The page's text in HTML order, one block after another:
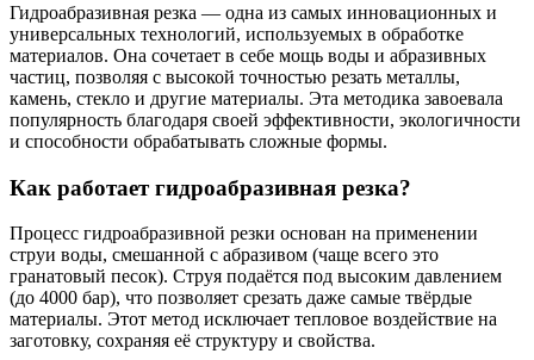
Гидроабразивная резка — одна из самых инновационных и
универсальных технологий, используемых в обработке
материалов. Она сочетает в себе мощь воды и абразивных
частиц, позволяя с высокой точностью резать металлы,
камень, стекло и другие материалы. Эта методика завоевала
популярность благодаря своей эффективности, экологичности
и способности обрабатывать сложные формы.
Как работает гидроабразивная резка?
Процесс гидроабразивной резки основан на применении
струи воды, смешанной с абразивом (чаще всего это
гранатовый песок). Струя подаётся под высоким давлением
(до 4000 бар), что позволяет срезать даже самые твёрдые
материалы. Этот метод исключает тепловое воздействие на
заготовку, сохраняя её структуру и свойства.